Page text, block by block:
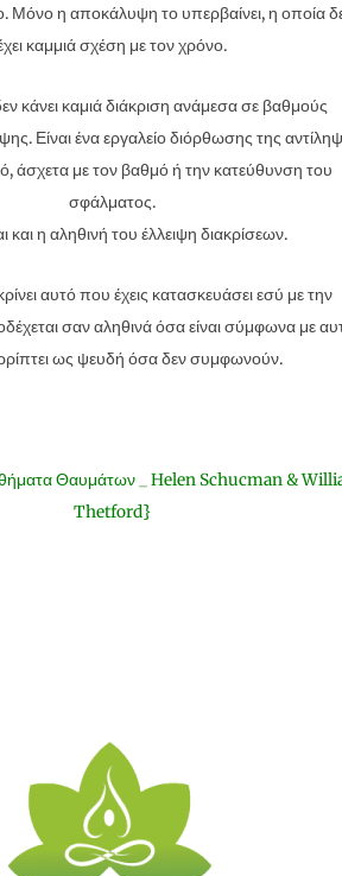
Μόνο η αποκάλυψη το υπερβαίνει, η οποία
καμμιά σχέση με τον χρόνο.
κάνει καμιά διάκριση ανάμεσα σε βαθμούς
Είναι ένα εργαλείο διόρθωσης της
άσχετα με τον βαθμό ή την κατεύθυνση του
σφάλματος.
και η αληθινή του έλλειψη διακρίσεων.
αυτό που έχεις κατασκευάσει εσύ με την
σαν αληθινά όσα είναι σύμφωνα με
ως ψευδή όσα δεν συμφωνούν.
Θαυμάτων _ Helen Schucman &
Thetford}